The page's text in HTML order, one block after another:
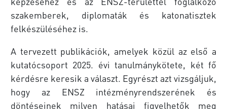
szakemberek, diplomaták és katonatisztek
felkészüléséhez is.
A tervezett publikációk, amelyek közül az első a
kutatócsoport 2025. évi tanulmánykötete, két fő
kérdésre keresik a választ. Egyrészt azt vizsgáljuk,
hogy az ENSZ intézményrendszerének és
döntéseinek milyen hatásai figyelhetők meg